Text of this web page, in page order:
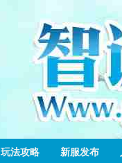
玩法攻略 新服发布